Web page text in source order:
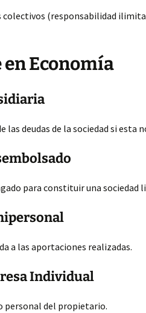
colectivos (responsabilidad
en Economía
las deudas de la sociedad si esta
para constituir una sociedad
a las aportaciones realizadas.
Individual
personal del propietario.